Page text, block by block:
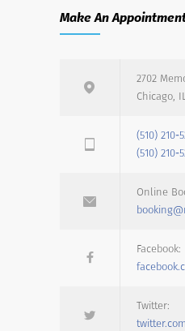
Make An
2702
Chicago,
(510) 210-
(510) 210-
Online
Facebook:
Twitter: